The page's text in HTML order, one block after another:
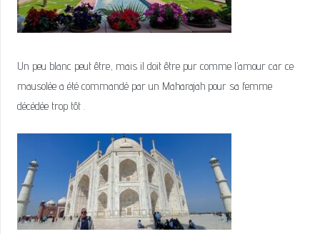
Un peu blanc peut être, mais il doit être pur comme l’amour car ce
mausolée a été commandé par un Maharajah pour sa femme
décédée trop tôt .